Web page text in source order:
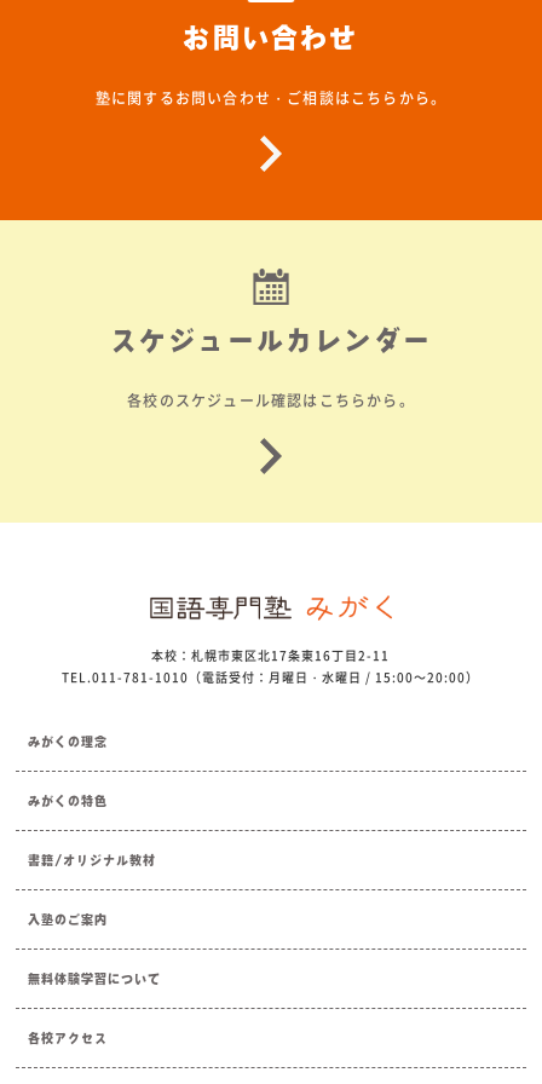
お問い合わせ
塾に関するお問い合わせ・ご相談はこちらから。
スケジュールカレンダー
各校のスケジュール確認はこちらから。
本校：札幌市東区北17条東16丁目2-11
TEL.011-781-1010（電話受付：月曜日・水曜日 / 15:00～20:00）
みがくの理念
みがくの特色
書籍/オリジナル教材
入塾のご案内
無料体験学習について
各校アクセス